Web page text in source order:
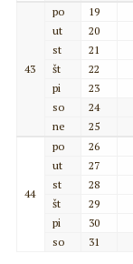
43
po
19
ut
20
st
21
št
22
pi
23
so
24
ne
25
44
po
26
ut
27
st
28
št
29
pi
30
so
31